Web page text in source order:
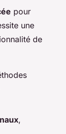
pour
une
de
,